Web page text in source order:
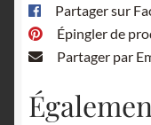
Partager sur
Épingler de
Partager par